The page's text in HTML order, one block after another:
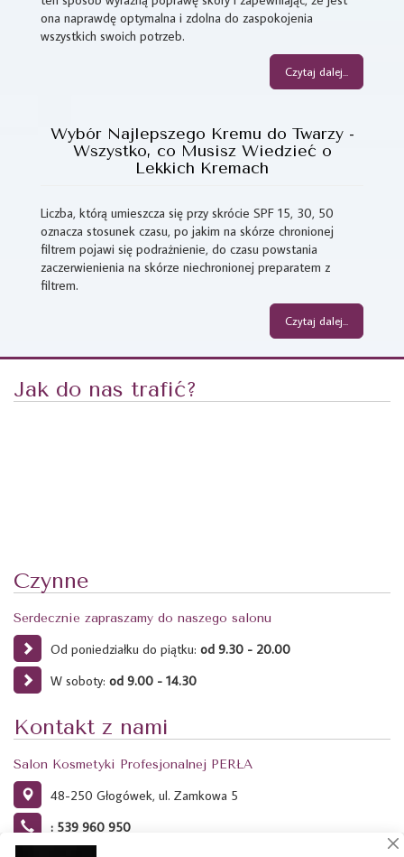
ona naprawdę optymalna i zdolna do zaspokojenia
wszystkich swoich potrzeb.
Czytaj dalej...
Wybór Najlepszego Kremu do Twarzy -
Wszystko, co Musisz Wiedzieć o
Lekkich Kremach
Liczba, którą umieszcza się przy skrócie SPF 15, 30, 50
oznacza stosunek czasu, po jakim na skórze chronionej
filtrem pojawi się podrażnienie, do czasu powstania
zaczerwienienia na skórze niechronionej preparatem z
filtrem.
Czytaj dalej...
Jak do nas trafić?
Czynne
Serdecznie zapraszamy do naszego salonu
Od poniedziałku do piątku: od 9.30 - 20.00
W soboty: od 9.00 - 14.30
Kontakt z nami
Salon Kosmetyki Profesjonalnej PERŁA
48-250 Głogówek, ul. Zamkowa 5
: 539 960 950